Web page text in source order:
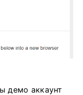
демо аккаунт